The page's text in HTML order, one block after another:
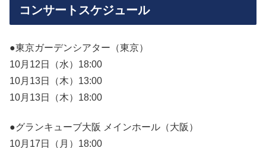
コンサートスケジュール
●東京ガーデンシアター（東京）
10月12日（水）18:00
10月13日（木）13:00
10月13日（木）18:00
●グランキューブ大阪 メインホール（大阪）
10月17日（月）18:00